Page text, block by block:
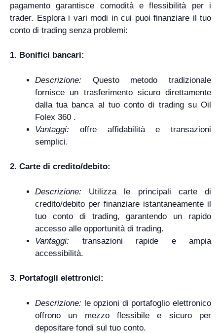
pagamento garantisce comodità e flessibilità per i
trader. Esplora i vari modi in cui puoi finanziare il tuo
conto di trading senza problemi:
1. Bonifici bancari:
Descrizione: Questo metodo tradizionale
fornisce un trasferimento sicuro direttamente
dalla tua banca al tuo conto di trading su Oil
Folex 360 .
Vantaggi: offre affidabilità e transazioni
semplici.
2. Carte di credito/debito:
Descrizione: Utilizza le principali carte di
credito/debito per finanziare istantaneamente il
tuo conto di trading, garantendo un rapido
accesso alle opportunità di trading.
Vantaggi: transazioni rapide e ampia
accessibilità.
3. Portafogli elettronici:
Descrizione: le opzioni di portafoglio elettronico
offrono un mezzo flessibile e sicuro per
depositare fondi sul tuo conto.